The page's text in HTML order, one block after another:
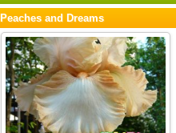
Peaches and Dreams